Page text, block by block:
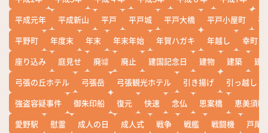
平成元年
平成新山 平戸 平戸城 平戸大橋 平戸小屋町
平
平野町
年度末 年末 年末年始 年賀ハガキ 年越し
幸町
座り込み
庭見せ 廃墟 廃止 建国記念日 建物 建築
建
弓張の丘ホテル
弓張岳 弓張観光ホテル 引き揚げ
引っ越し
強盗容疑事件
御朱印船 復元 快速 念仏 思案橋
恵美須町
愛野駅
慰霊 成人の日 成人式 戦争 戦艦 戦闘機
戸尾